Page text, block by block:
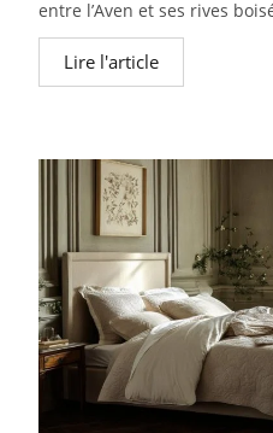
entre l’Aven et ses rives
Lire l'article